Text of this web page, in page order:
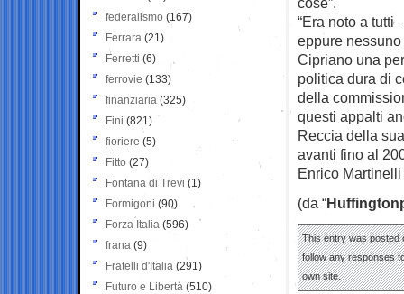
“Era noto a tutti
eppure
Cipriano una
politica dura di
della
questi appalti
Reccia della
avanti fino al
Enrico
(da “
This entry was posted
follow any responses
own site.
federalismo (167)
Ferrara (21)
Ferretti (6)
ferrovie (133)
finanziaria (325)
Fini (821)
fioriere (5)
Fitto (27)
Fontana di Trevi (1)
Formigoni (90)
Forza Italia (596)
frana (9)
Fratelli d'Italia (291)
Futuro e Libertà (510)